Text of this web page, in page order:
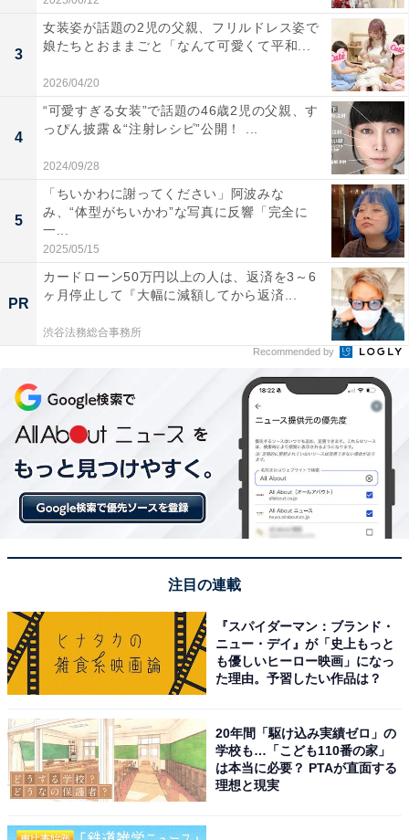
3
女装姿が話題の2児の父親、フリルドレス姿で
娘たちとおままごと「なんて可愛くて平和...
2026/04/20
4
“可愛すぎる女装”で話題の46歳2児の父親、す
っぴん披露＆“注射レシピ”公開！ ...
2024/09/28
5
「ちいかわに謝ってください」阿波みな
み、“体型がちいかわ”な写真に反響「完全に
一...
2025/05/15
PR
カードローン50万円以上の人は、返済を3～6
ヶ月停止して『大幅に減額してから返済...
渋谷法務総合事務所
Recommended by
注目の連載
『スパイダーマン：ブランド・
ニュー・デイ』が「史上もっと
も優しいヒーロー映画」になっ
た理由。予習したい作品は？
20年間「駆け込み実績ゼロ」の
学校も…「こども110番の家」
は本当に必要？ PTAが直面する
理想と現実